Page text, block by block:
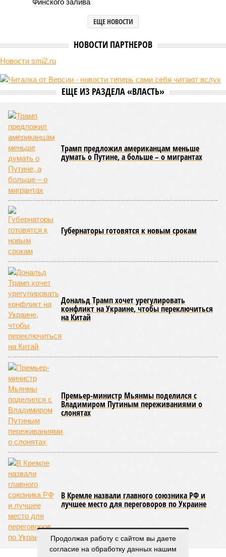
улице, картина, можно сказать, прямо противоположная.
Сюжет:Недвижимость
ЖК «Светлый мир «Станция Л»: та же группа компаний-
схема достройки через Capital Group осенью 2024 года, но
за прошедшие два года результатов, по словам дольщиков,
порталов, первую очередь ЖК строители обещают сдать к
декабрю 2026 г., вторую – к марту 2028-го. Но никто при
этом из кураторов стройки не задается вопросом: как эти
сроки должны материализоваться? На строительной
площадке, по свидетельствам дольщиков, регулярно
бывающих у забора, какая-либо техника отсутствует. Ни
бетононасосов, ни работающих кранов, ни признаков
мобилизации подрядчиков. При том, что до «декабря 2026»
Если в «Сказочном лесу» техзаказчик публично
отчитывался о поэтапной готовности – 90%, затем 97%, с
конкретными инженерными работами (усиление
то по «Станции Л» подобной публичной отчётности
дольщики не видят. Ни Capital Group, ни кураторы
строительства не подтверждают ни соблюдения графика
строительства, ни объёма фактически выполненных работ.
Напрашивается закономерный вопрос: если
декларируемая «Capital Group модель (достраивать
проблемные объекты SSD») сработала на
Лосиноостровской, почему она не масштабируется на
Люблино? И означает ли отсутствие техники на площадке,
что в реальности подрядчик по «Станции Л» ещё даже не
определён?
2025–2026 годах, похоже, не изменили ситуацию.
последние месяцы в личном общении нам перестали
называть даже ориентировочные сроки»
расстроенные дольщики.
Казалось бы, формально ответственность по
достраиванию объекта распределена. Seven Suns
Development – банкрот, часть его структур признана
несостоятельной ещё в 2024 году, бенефициар компании
находится под следствием по ст. 200.3 УК РФ. Достройку
проблемных объектов группы – «Станции Л», «Сказочного
леса» и «В стремлении к свету», согласно информации на
сайтах Capital Group, осенью 2024 г. взяла на себя. Два из
трёх объектов уже сданы или близки к сдаче. Третий –
«Станция Л», крупнейший по числу пострадавших
дольщиков (3908 квартир в пяти корпусах) – по факту
Продолжая работу с сайтом вы даете
согласие на обработку данных нашим